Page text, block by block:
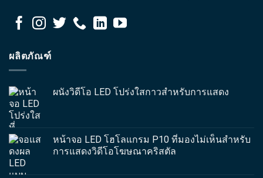
ผลิตภัณฑ์
ผนังวิดีโอ LED โปร่งใสกาวสำหรับการแสดง
หน้าจอ LED โฮโลแกรม P10 ที่มองไม่เห็นสำหรับ
การแสดงวิดีโอโฆษณาคริสตัล